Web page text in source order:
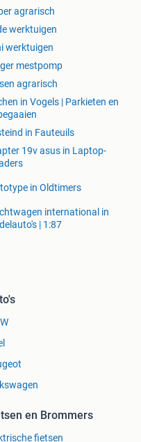
agrarisch
werktuigen
werktuigen
mestpomp
agrarisch
in Vogels | Parkieten en
in Fauteuils
19v asus in Laptop-
in Oldtimers
international in
| 1:87
en Brommers
fietsen